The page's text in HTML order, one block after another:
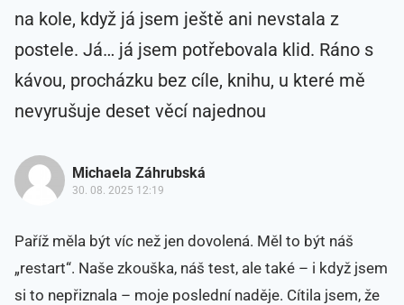
na kole, když já jsem ještě ani nevstala z
postele. Já… já jsem potřebovala klid. Ráno s
kávou, procházku bez cíle, knihu, u které mě
nevyrušuje deset věcí najednou
Michaela Záhrubská
30. 08. 2025 12:19
Paříž měla být víc než jen dovolená. Měl to být náš
„restart“. Naše zkouška, náš test, ale také – i když jsem
si to nepřiznala – moje poslední naděje. Cítila jsem, že